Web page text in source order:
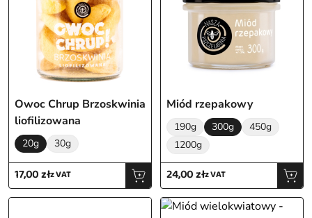
Owoc Chrup Brzoskwinia
liofilizowana
20g 30g
17,00złz VAT
Miód rzepakowy
190g 300g
450g
1200g
24,00złz VAT